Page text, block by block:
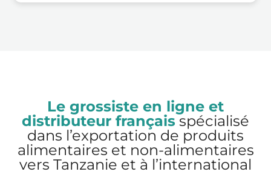
Le grossiste en ligne et
distributeur français spécialisé
dans l’exportation de produits
alimentaires et non-alimentaires
vers Tanzanie et à l’international